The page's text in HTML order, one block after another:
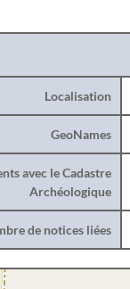
Localisation
GeoNames
avec le Cadastre
Archéologique
de notices liées